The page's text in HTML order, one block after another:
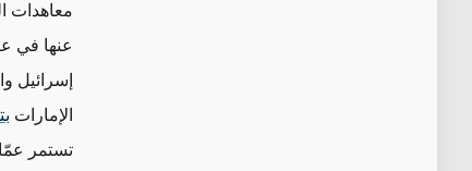
معاهدات
عنها في عام
إسرائيل
الإمارات
تستمر